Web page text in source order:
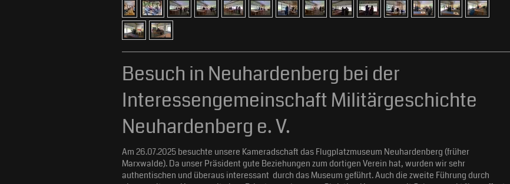
Besuch in Neuhardenberg bei der
Interessengemeinschaft Militärgeschichte
Neuhardenberg e. V.
Am 26.07.2025 besuchte unsere Kameradschaft das Flugplatzmuseum Neuhardenberg (früher
Marxwalde). Da unser Präsident gute Beziehungen zum dortigen Verein hat, wurden wir sehr
authentischen und überaus interessant durch das Museum geführt. Auch die zweite Führung durch